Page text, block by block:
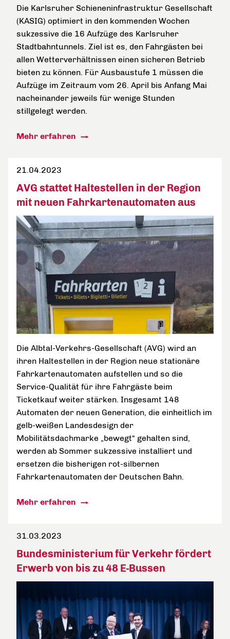
Die Karlsruher Schieneninfrastruktur Gesellschaft
(KASIG) optimiert in den kommenden Wochen
sukzessive die 16 Aufzüge des Karlsruher
Stadtbahntunnels. Ziel ist es, den Fahrgästen bei
allen Wetterverhältnissen einen sicheren Betrieb
bieten zu können. Für Ausbaustufe 1 müssen die
Aufzüge im Zeitraum vom 26. April bis Anfang Mai
nacheinander jeweils für wenige Stunden
stillgelegt werden.
Mehr erfahren
21.04.2023
AVG stattet Haltestellen in der Region
mit neuen Fahrkartenautomaten aus
Die Albtal-Verkehrs-Gesellschaft (AVG) wird an
ihren Haltestellen in der Region neue stationäre
Fahrkartenautomaten aufstellen und so die
Service-Qualität für ihre Fahrgäste beim
Ticketkauf weiter stärken. Insgesamt 148
Automaten der neuen Generation, die einheitlich im
gelb-weißen Landesdesign der
Mobilitätsdachmarke „bewegt“ gehalten sind,
werden ab Sommer sukzessive installiert und
ersetzen die bisherigen rot-silbernen
Fahrkartenautomaten der Deutschen Bahn.
Mehr erfahren
31.03.2023
Bundesministerium für Verkehr fördert
Erwerb von bis zu 48 E-Bussen